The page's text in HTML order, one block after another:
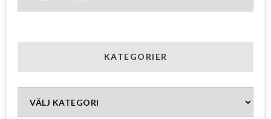
KATEGORIER
Kategorier